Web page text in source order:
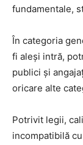
fundamentale,
În categoria
fi aleși intră,
publici și
oricare alte
Potrivit legii,
incompatibilă